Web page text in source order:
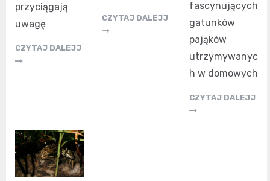
przyciągają
uwagę
CZYTAJ DALEJJ
CZYTAJ DALEJJ
fascynujących
gatunków
pająków
utrzymywanyc
h w domowych
CZYTAJ DALEJJ